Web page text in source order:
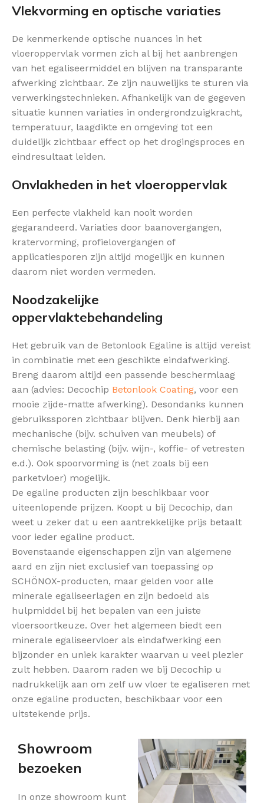
Vlekvorming en optische variaties
De kenmerkende optische nuances in het
vloeroppervlak vormen zich al bij het aanbrengen
van het egaliseermiddel en blijven na transparante
afwerking zichtbaar. Ze zijn nauwelijks te sturen via
verwerkingstechnieken. Afhankelijk van de gegeven
situatie kunnen variaties in ondergrondzuigkracht,
temperatuur, laagdikte en omgeving tot een
duidelijk zichtbaar effect op het drogingsproces en
eindresultaat leiden.
Onvlakheden in het vloeroppervlak
Een perfecte vlakheid kan nooit worden
gegarandeerd. Variaties door baanovergangen,
kratervorming, profielovergangen of
applicatiesporen zijn altijd mogelijk en kunnen
daarom niet worden vermeden.
Noodzakelijke
oppervlaktebehandeling
Het gebruik van de Betonlook Egaline is altijd vereist
in combinatie met een geschikte eindafwerking.
Breng daarom altijd een passende beschermlaag
aan (advies: Decochip Betonlook Coating, voor een
mooie zijde-matte afwerking). Desondanks kunnen
gebruikssporen zichtbaar blijven. Denk hierbij aan
mechanische (bijv. schuiven van meubels) of
chemische belasting (bijv. wijn-, koffie- of vetresten
e.d.). Ook spoorvorming is (net zoals bij een
parketvloer) mogelijk.
De egaline producten zijn beschikbaar voor
uiteenlopende prijzen. Koopt u bij Decochip, dan
weet u zeker dat u een aantrekkelijke prijs betaalt
voor ieder egaline product.
Bovenstaande eigenschappen zijn van algemene
aard en zijn niet exclusief van toepassing op
SCHÖNOX-producten, maar gelden voor alle
minerale egaliseerlagen en zijn bedoeld als
hulpmiddel bij het bepalen van een juiste
vloersoortkeuze. Over het algemeen biedt een
minerale egaliseervloer als eindafwerking een
bijzonder en uniek karakter waarvan u veel plezier
zult hebben. Daarom raden we bij Decochip u
nadrukkelijk aan om zelf uw vloer te egaliseren met
onze egaline producten, beschikbaar voor een
uitstekende prijs.
Showroom
bezoeken
In onze showroom kunt